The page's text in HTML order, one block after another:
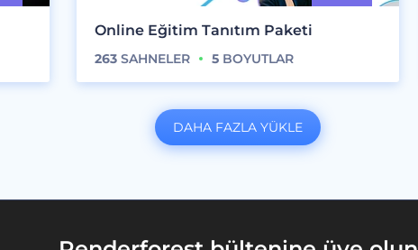
Online Eğitim Tanıtım Paketi
263 SAHNELER 5 BOYUTLAR
DAHA FAZLA YÜKLE